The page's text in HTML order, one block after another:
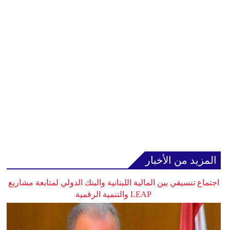
المزيد من الأخبار
اجتماع تنسيقي بين المالية اللبنانية والبنك الدولي لمتابعة مشاريع
LEAP والتنمية الرقمية